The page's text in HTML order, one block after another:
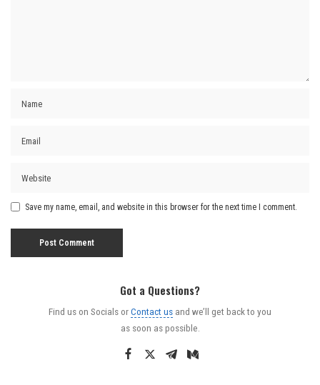
Save my name, email, and website in this browser for the next time I comment.
Got a Questions?
Find us on Socials orContact us and we’ll get back to you
as soon as possible.